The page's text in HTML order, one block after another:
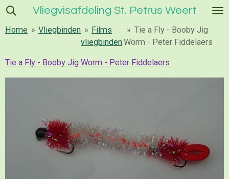
Ga
naar
hoofdinhoud
Vliegvisafdeling St. Petrus Weert
Home » Vliegbinden » Films
vliegbinden
» Tie a Fly - Booby Jig
Worm - Peter Fiddelaers
Tie a Fly - Booby Jig Worm - Peter Fiddelaers